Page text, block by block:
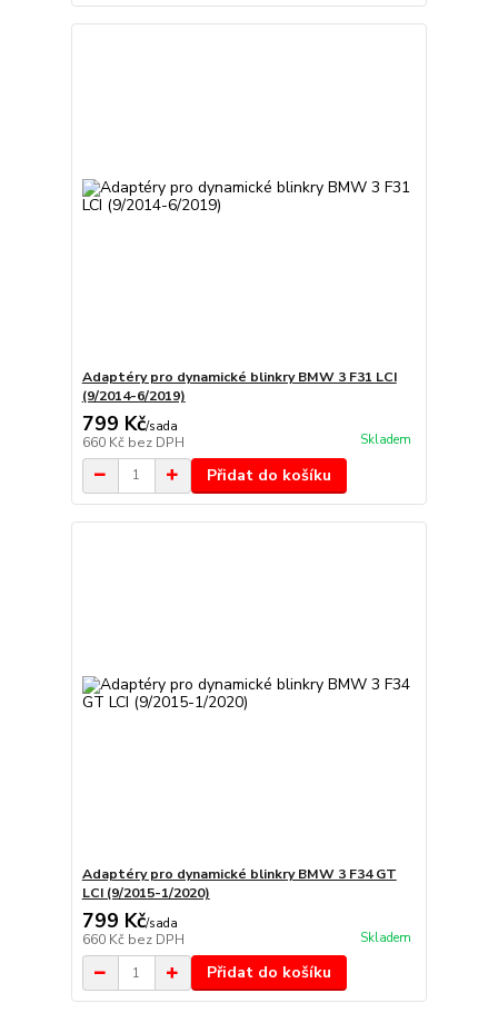
Adaptéry pro dynamické blinkry BMW 3 F31 LCI
(9/2014-6/2019)
799 Kč/sada
660 Kč bez DPH Skladem
Přidat do košíku
Adaptéry pro dynamické blinkry BMW 3 F34 GT
LCI (9/2015-1/2020)
799 Kč/sada
660 Kč bez DPH Skladem
Přidat do košíku